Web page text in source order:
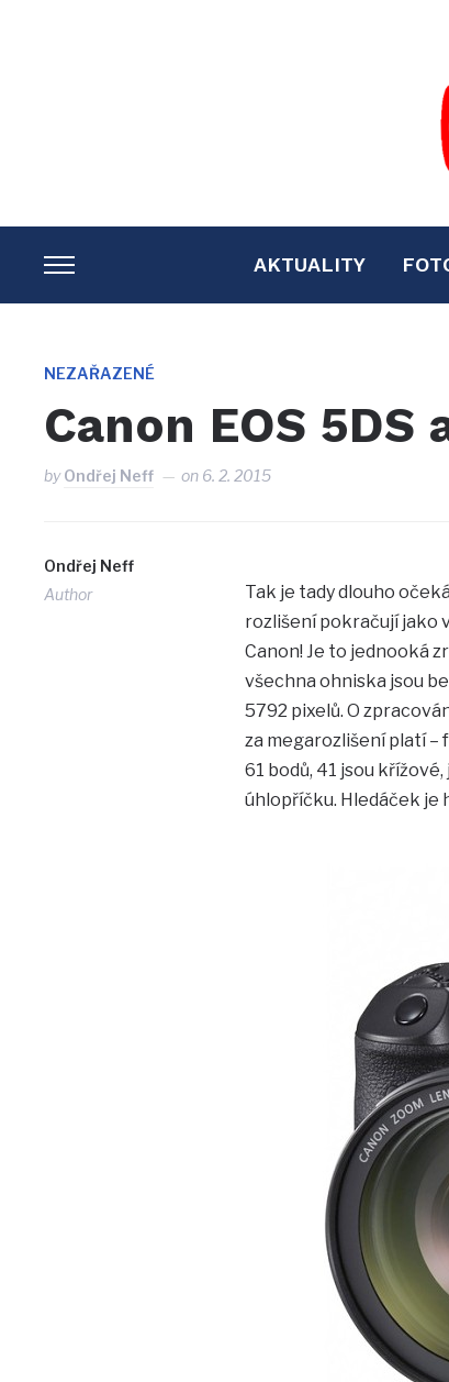
TOGGLE
SIDEBAR
NAVIGATION
AKTUALITY
NEZAŘAZENÉ
Canon EOS 5DS
byOndřej Neff on 6. 2. 2015
Ondřej Neff
Author
Tak je tady dlouho
rozlišení pokračují jako
Canon! Je to jednooká
všechna ohniska jsou
5792 pixelů. O
za megarozlišení platí –
61 bodů, 41 jsou
úhlopříčku. Hledáček je